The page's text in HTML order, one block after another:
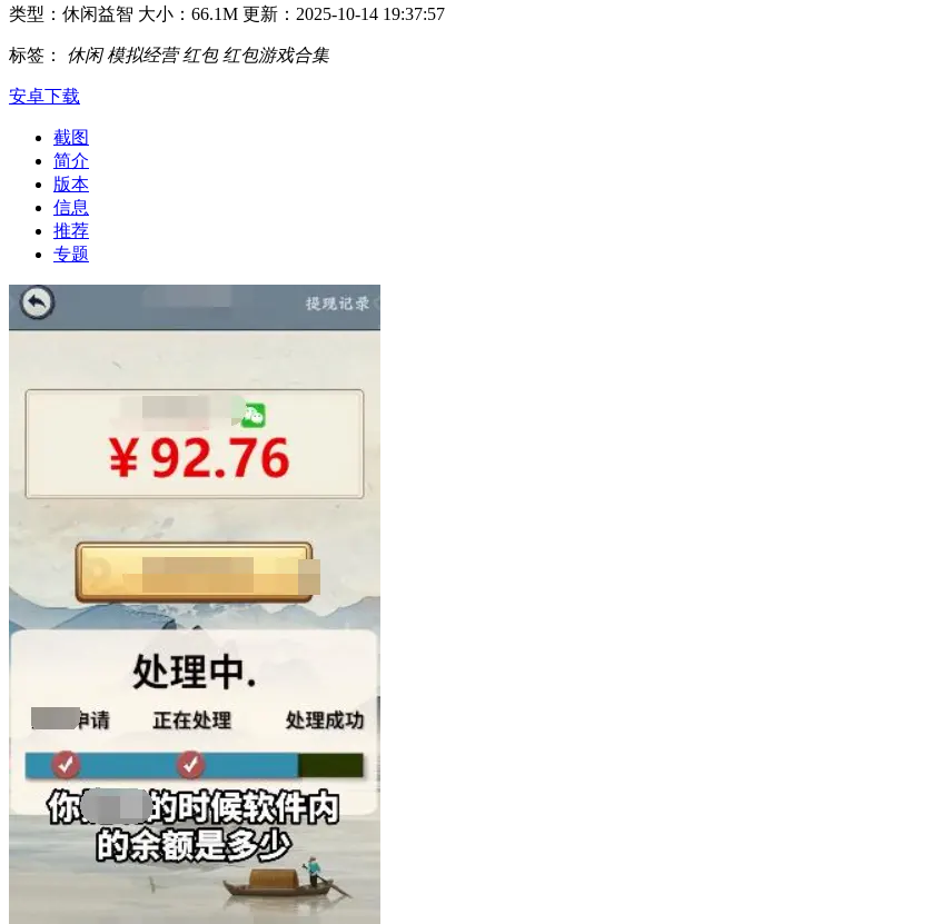
类型：休闲益智 大小：66.1M 更新：2025-10-14 19:37:57
标签： 休闲 模拟经营 红包 红包游戏合集
安卓下载
截图
简介
版本
信息
推荐
专题